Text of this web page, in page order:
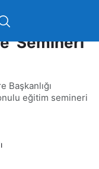
Semineri
Başkanlığı
eğitim semineri